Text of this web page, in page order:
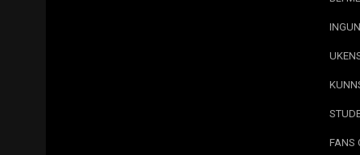
FANS